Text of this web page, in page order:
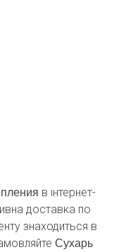
в інтернет-
доставка по
знаходиться в
Сухарь